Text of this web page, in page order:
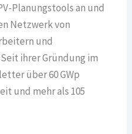
Planungstools an und
Netzwerk von
und
ihrer Gründung im
über 60 GWp
und mehr als 105